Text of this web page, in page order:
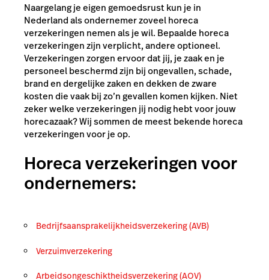
Naargelang je eigen gemoedsrust kun je in
Nederland als ondernemer zoveel horeca
verzekeringen nemen als je wil. Bepaalde horeca
verzekeringen zijn verplicht, andere optioneel.
Verzekeringen zorgen ervoor dat jij, je zaak en je
personeel beschermd zijn bij ongevallen, schade,
brand en dergelijke zaken en dekken de zware
kosten die vaak bij zo’n gevallen komen kijken. Niet
zeker welke verzekeringen jij nodig hebt voor jouw
horecazaak? Wij sommen de meest bekende horeca
verzekeringen voor je op.
Horeca verzekeringen voor
ondernemers:
Bedrijfsaansprakelijkheidsverzekering (AVB)
Verzuimverzekering
Arbeidsongeschiktheidsverzekering (AOV)